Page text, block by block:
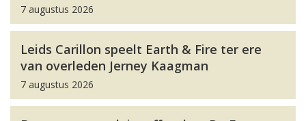
7 augustus 2026
Leids Carillon speelt Earth & Fire ter ere
van overleden Jerney Kaagman
7 augustus 2026